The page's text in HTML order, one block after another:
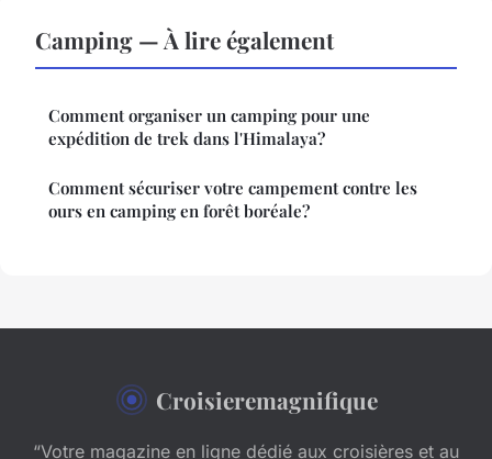
Camping — À lire également
Comment organiser un camping pour une
expédition de trek dans l'Himalaya?
Comment sécuriser votre campement contre les
ours en camping en forêt boréale?
Croisieremagnifique
“Votre magazine en ligne dédié aux croisières et au